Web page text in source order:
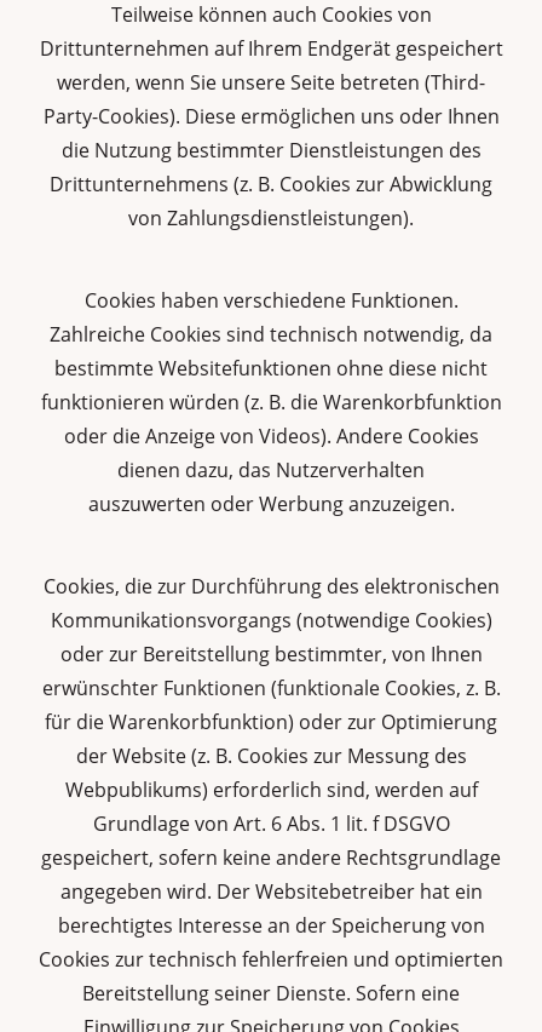
Teilweise können auch Cookies von
Drittunternehmen auf Ihrem Endgerät gespeichert
werden, wenn Sie unsere Seite betreten (Third-
Party-Cookies). Diese ermöglichen uns oder Ihnen
die Nutzung bestimmter Dienstleistungen des
Drittunternehmens (z. B. Cookies zur Abwicklung
von Zahlungsdienstleistungen).
Cookies haben verschiedene Funktionen.
Zahlreiche Cookies sind technisch notwendig, da
bestimmte Websitefunktionen ohne diese nicht
funktionieren würden (z. B. die Warenkorbfunktion
oder die Anzeige von Videos). Andere Cookies
dienen dazu, das Nutzerverhalten
auszuwerten oder Werbung anzuzeigen.
Cookies, die zur Durchführung des elektronischen
Kommunikationsvorgangs (notwendige Cookies)
oder zur Bereitstellung bestimmter, von Ihnen
erwünschter Funktionen (funktionale Cookies, z. B.
für die Warenkorbfunktion) oder zur Optimierung
der Website (z. B. Cookies zur Messung des
Webpublikums) erforderlich sind, werden auf
Grundlage von Art. 6 Abs. 1 lit. f DSGVO
gespeichert, sofern keine andere Rechtsgrundlage
angegeben wird. Der Websitebetreiber hat ein
berechtigtes Interesse an der Speicherung von
Cookies zur technisch fehlerfreien und optimierten
Bereitstellung seiner Dienste. Sofern eine